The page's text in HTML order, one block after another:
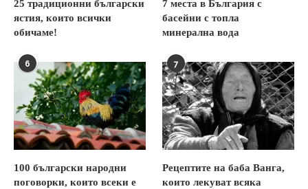
25 традиционни български
ястия, които всички
обичаме!
7 места в България с
басейни с топла
минерална вода
6
100 български народни
поговорки, които всеки е
7
Рецептите на баба Ванга,
които лекуват всяка